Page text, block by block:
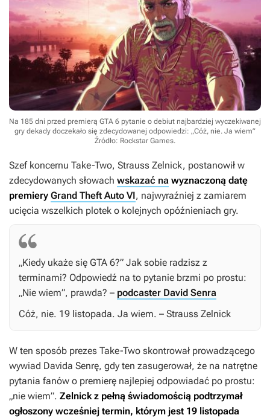
Na 185 dni przed premierą GTA 6 pytanie o debiut najbardziej wyczekiwanej
gry dekady doczekało się zdecydowanej odpowiedzi: „Cóż, nie. Ja wiem”
Źródło: Rockstar Games.
Szef koncernu Take-Two, Strauss Zelnick, postanowił w
zdecydowanych słowach wskazać na wyznaczoną datę
premiery Grand Theft Auto VI, najwyraźniej z zamiarem
ucięcia wszelkich plotek o kolejnych opóźnieniach gry.
„Kiedy ukaże się GTA 6?” Jak sobie radzisz z
terminami? Odpowiedź na to pytanie brzmi po prostu:
„Nie wiem”, prawda? – podcaster David Senra
Cóż, nie. 19 listopada. Ja wiem. – Strauss Zelnick
W ten sposób prezes Take-Two skontrował prowadzącego
wywiad Davida Senrę, gdy ten zasugerował, że na natrętne
pytania fanów o premierę najlepiej odpowiadać po prostu:
„nie wiem”. Zelnick z pełną świadomością podtrzymał
ogłoszony wcześniej termin, którym jest 19 listopada